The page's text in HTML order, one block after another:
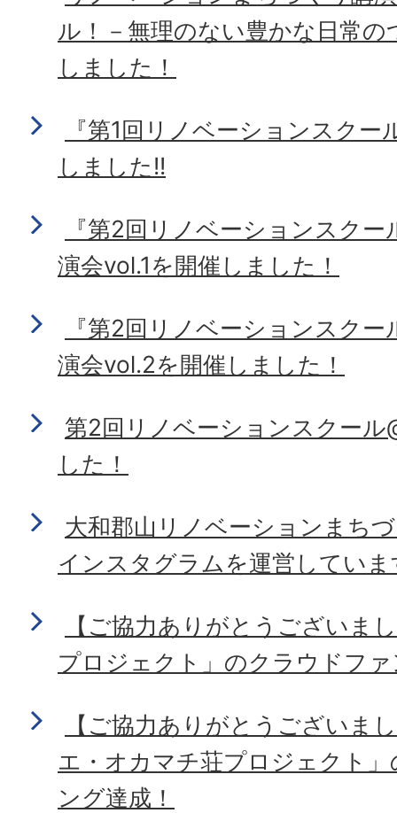
ル！－無理のない豊かな日常
しました！
『第1回リノベーションスクー
しました!!
『第2回リノベーションスク
演会vol.1を開催しました！
『第2回リノベーションスク
演会vol.2を開催しました！
第2回リノベーションスクール
した！
大和郡山リノベーションまち
インスタグラムを運営していま
【ご協力ありがとうございま
プロジェクト」のクラウドフ
【ご協力ありがとうございま
エ・オカマチ荘プロジェクト
ング達成！